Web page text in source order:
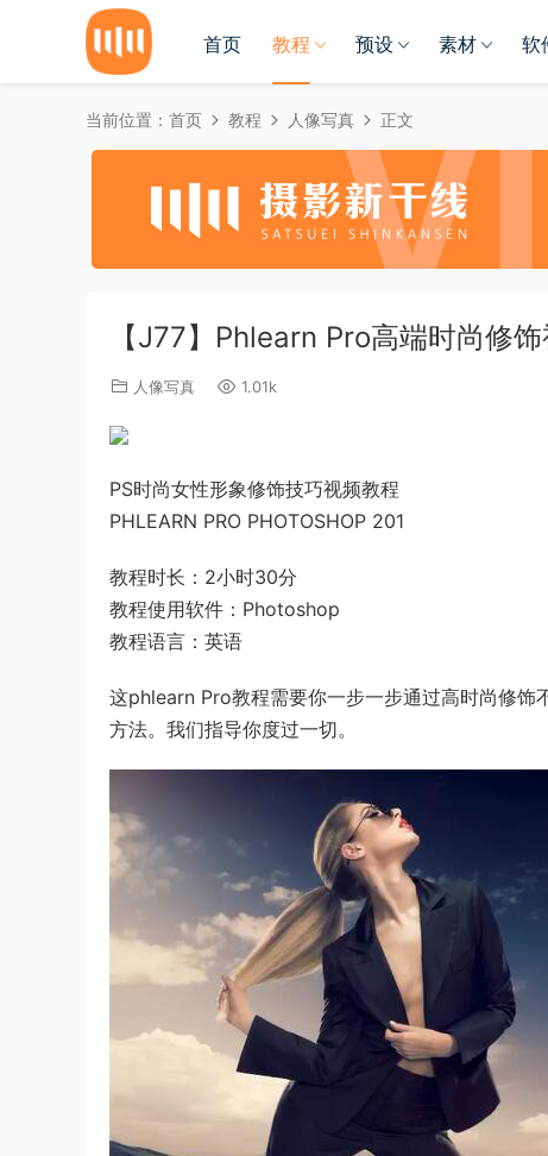
首页 教程 预设 素材 软
当前位置： 首页 教程 人像写真 正文
【J77】Phlearn Pro高端时尚修
人像写真 1.01k
PS时尚女性形象修饰技巧视频教程
PHLEARN PRO PHOTOSHOP 201
教程时长：2小时30分
教程使用软件：Photoshop
教程语言：英语
这phlearn Pro教程需要你一步一步通过高时尚修饰
方法。我们指导你度过一切。